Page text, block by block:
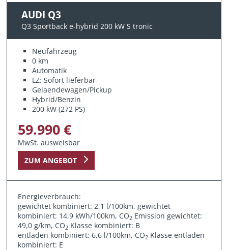
AUDI Q3
Q3 Sportback e-hybrid 200 kW S tronic
Neufahrzeug
0 km
Automatik
LZ: Sofort lieferbar
Gelaendewagen/Pickup
Hybrid/Benzin
200 kW (272 PS)
59.990 €
MwSt. ausweisbar
ZUM ANGEBOT
Energieverbrauch:
gewichtet kombiniert: 2,1 l/100km, gewichtet
kombiniert: 14,9 kWh/100km, CO2 Emission gewichtet:
49,0 g/km, CO2 Klasse kombiniert: B
entladen kombiniert: 6,6 l/100km, CO2 Klasse entladen
kombiniert: E